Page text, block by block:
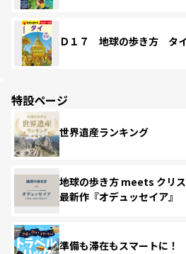
Ｄ１７ 地球の歩き方 タ
特設ページ
世界遺産ランキング
地球の歩き方 meets クリ
最新作『オデュッセイア』
準備も滞在もスマートに